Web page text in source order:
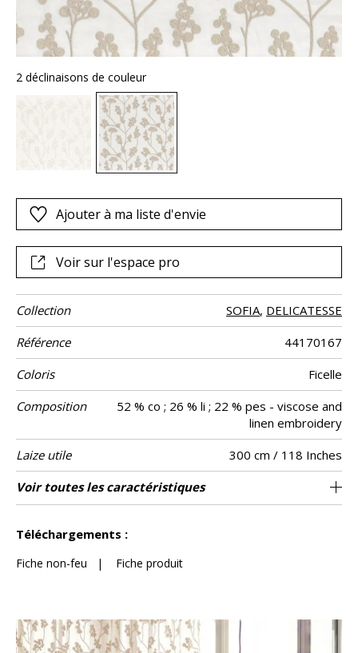
2 déclinaisons de couleur
Ajouter à ma liste d'envie
Voir sur l'espace pro
Collection SOFIA, DELICATESSE
Référence
44170167
Coloris
Ficelle
Composition
52 % co ; 26 % li ; 22 % pes - viscose and
linen embroidery
Laize utile
300 cm / 118 Inches
Raccord
Raccord droit
Sens De haut
Poids g/m² 310
Usage
Entretien
Pays d'origine Inde
Rapport
Horizontal
34 cm / 13 Inches
Rapport
Vertical
24 cm / 9 Inches
Voir toutes les caractéristiques
Téléchargements :
Fiche non-feu | Fiche produit